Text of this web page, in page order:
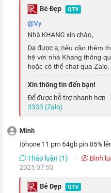
Bên cạnh đó, thiết bị còn
nhanh 20 Wqua cáp sạc, giúp
Ngoài ra, bạn còn có thể lựa
Bé Đẹp QTV
@Vy
Nhà KHANG xin chào,
Dạ được ạ, nếu cần thêm
hệ với nhà Khang thông
hoặc có thể chat qua Zalo.
Xin thông tin đến bạn!
Để được hỗ trợ nhanh hơn -
3333 (Zalo)
Minh
iphone 11 pm 64gb pin 85%
Thảo luận (1)
Bình
2025 07:50
Bé Đẹp QTV